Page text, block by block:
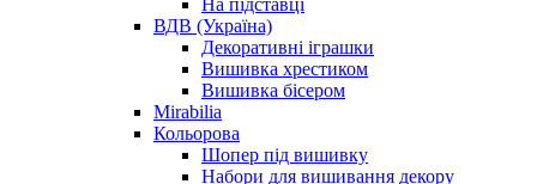
ВДВ (Україна)
Декоративні іграшки
Вишивка хрестиком
Вишивка бісером
Mirabilia
Кольорова
Шопер під вишивку
Набори для вишивання декору